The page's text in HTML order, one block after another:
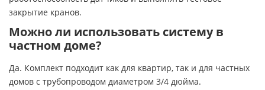
закрытие кранов.
Можно ли использовать систему в
частном доме?
Да. Комплект подходит как для квартир, так и для частных
домов с трубопроводом диаметром 3/4 дюйма.